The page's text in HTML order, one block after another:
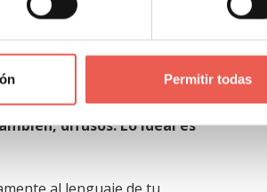
Permitir todas
una fotografía, aumentarás
difusos.Lo ideal es